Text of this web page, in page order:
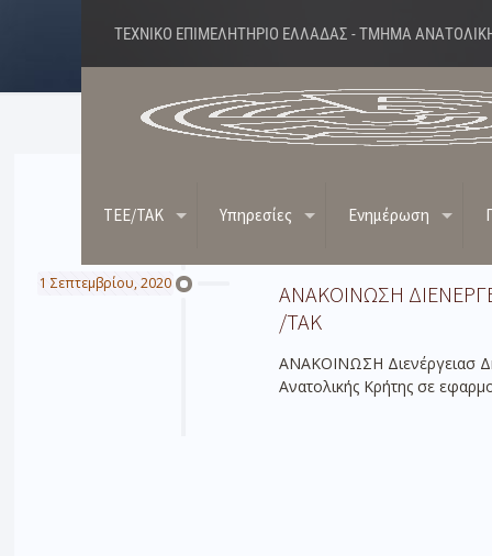
ΤΕΧΝΙΚΟ ΕΠΙΜΕΛΗΤΗΡΙΟ ΕΛΛΑΔΑΣ - ΤΜΗΜΑ
TEE/TAK Υπηρεσίες Ενημέρωση
1 Σεπτεμβρίου, 2020
ΑΝΑΚΟΙΝΩΣΗ
/ΤΑΚ
ΑΝΑΚΟΙΝΩΣΗ
Ανατολικής Κρήτης σε